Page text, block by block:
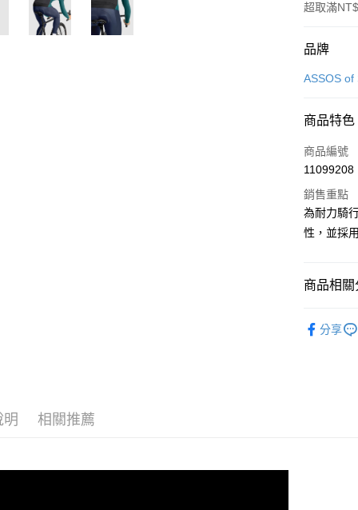
超取滿
付款方式
信用卡一
ATM付款
運送方式
每筆NT$90
品牌
ASSOS of
商品特色
商品編號
11099208
銷售重點
為耐力騎
性，並採
商品相關
分享
明 相關推薦